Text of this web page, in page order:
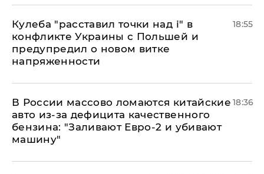
Кулеба "расставил точки над і" в
конфликте Украины с Польшей и
предупредил о новом витке
напряженности
18:55
В России массово ломаются китайские
авто из-за дефицита качественного
бензина: "Заливают Евро-2 и убивают
машину"
18:36